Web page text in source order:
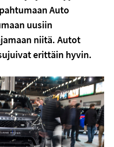
Auto
uusiin
niitä. Autot
erittäin hyvin.